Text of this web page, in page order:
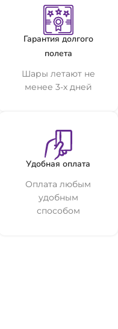
Гарантия долгого
полета
Шары летают не
менее 3-х дней
Удобная оплата
Оплата любым
удобным
способом